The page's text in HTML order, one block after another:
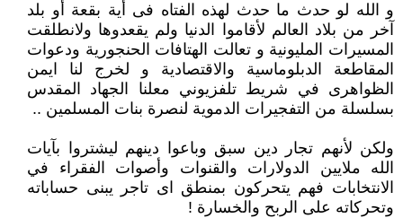
و الله لو حدث ما حدث لهذه الفتاه فى أية بقعة أو بلد
آخر من بلاد العالم لأقاموا الدنيا ولم يقعدوها ولانطلقت
المسيرات المليونية و تعالت الهتافات الحنجورية ودعوات
المقاطعة الدبلوماسية والاقتصادية و لخرج لنا ايمن
الظواهرى في شريط تلفزيوني معلنا الجهاد المقدس
بسلسلة من التفجيرات الدموية لنصرة بنات المسلمين ..
ولكن لأنهم تجار دين سبق وباعوا دينهم ليشتروا بآيات
الله ملايين الدولارات والقنوات وأصوات الفقراء في
الانتخابات فهم يتحركون بمنطق اى تاجر يبنى حساباته
وتحركاته على الربح والخسارة !